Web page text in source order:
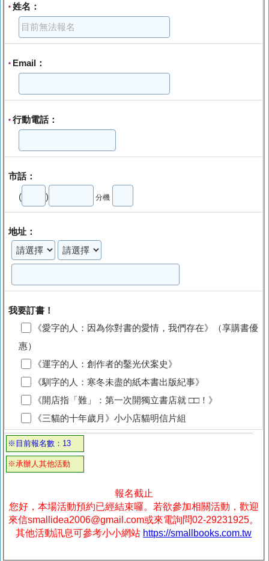
* 姓名：
* Email：
* 行動電話：
市話：
( ) 分機
地址：
我要訂書！
《愛字的人：因為你對書的愛情，我們存在》（享購書優
惠）
《運字的人：創作者的鑿光伏案史》
《馴字的人：寒冬未盡的紙本書出版紀事》
《開店指「難」：第一次開獨立書店就 □□！》
《三貓的十年歲月》小小店貓明信片組
※目前報名數：13
※承辦人其他活動
報名截止
您好，本場活動預約已經結束囉。若欲參加相關活動，歡迎
來信smallidea2006@gmail.com或來電詢問02-29231925。
其他活動訊息可參考小小網站 https://smallbooks.com.tw